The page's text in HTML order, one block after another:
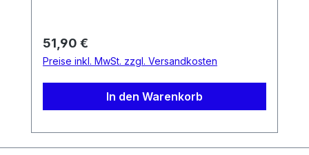
Verbindungskabel, Dichtung und
Schrauben
Regulärer Preis:
51,90 €
Preise inkl. MwSt. zzgl. Versandkosten
In den Warenkorb